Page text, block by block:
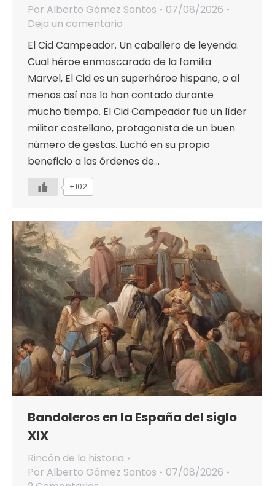
Por Alberto Gómez Santos
07/08/2026
Deja un comentario
El Cid Campeador. Un caballero de leyenda.
Cual héroe enmascarado de la familia
Marvel, El Cid es un superhéroe hispano, o al
menos así nos lo han contado durante
mucho tiempo. El Cid Campeador fue un líder
militar castellano, protagonista de un buen
número de gestas. Luchó en su propio
beneficio a las órdenes de…
+102
Bandoleros en la España del siglo
XIX
Rincón de la historia
Por Alberto Gómez Santos
07/08/2026